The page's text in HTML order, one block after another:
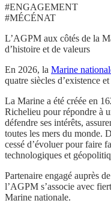
#ENGAGEMENT
#MÉCÉNAT
L’AGPM aux côtés de la
d’histoire et de valeurs
En 2026, la Marine
quatre siècles d’existence
La Marine a été créée en
Richelieu pour répondre à
défendre ses intérêts,
toutes les mers du monde.
cessé d’évoluer pour faire
technologiques et
Partenaire engagé auprès
l’AGPM s’associe avec
Marine nationale.